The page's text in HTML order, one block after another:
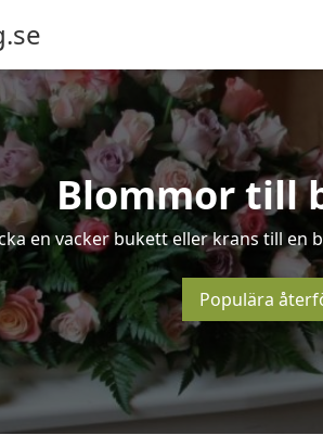
Blommor till
en vacker bukett eller krans till en
Populära